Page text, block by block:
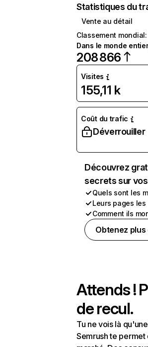
Statistiques du
Vente au détail
Classement mondial:
Dans le monde
208 866
Visites
155,11 k
Coût du trafic
Déverrouiller
Découvrez
secrets sur
Quels sont les
Leurs pages
Comment ils
Obtenez
Attends !
de recul.
Tu ne vois là
Semrush te